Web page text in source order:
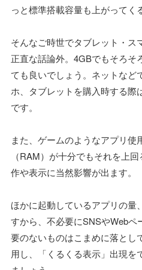
っと標準搭載容量も上がってく
そんなご時世でタブレット・ス
正直な話論外。4GBでもそろそ
ても良いでしょう。ネットなど
ホ、タブレットを購入時する際
です。
また、ゲームのようなアプリ
（RAM）が十分でもそれを上
作や表示に当然影響が出ます。
ほかに起動しているアプリの量
すから、不必要にSNSやWeb
要のないものはこまめに落とし
用し、「くるくる表示」出現を